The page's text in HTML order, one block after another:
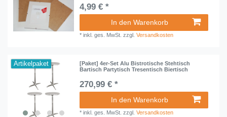
4,99 € *
In den Warenkorb
*inkl. ges. MwSt. zzgl.Versandkosten
Artikelpaket
[Paket] 4er-Set Alu Bistrotische Stehtisch
Bartisch Partytisch Tresentisch Biertisch
270,99 € *
In den Warenkorb
*inkl. ges. MwSt. zzgl.Versandkosten